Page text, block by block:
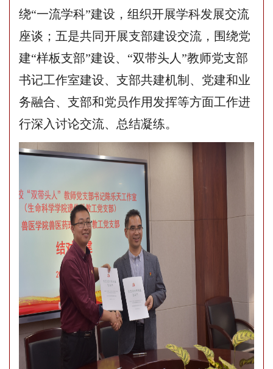
绕“一流学科”建设，组织开展学科发展交流
座谈；五是共同开展支部建设交流，围绕党
建“样板支部”建设、“双带头人”教师党支部
书记工作室建设、支部共建机制、党建和业
务融合、支部和党员作用发挥等方面工作进
行深入讨论交流、总结凝练。